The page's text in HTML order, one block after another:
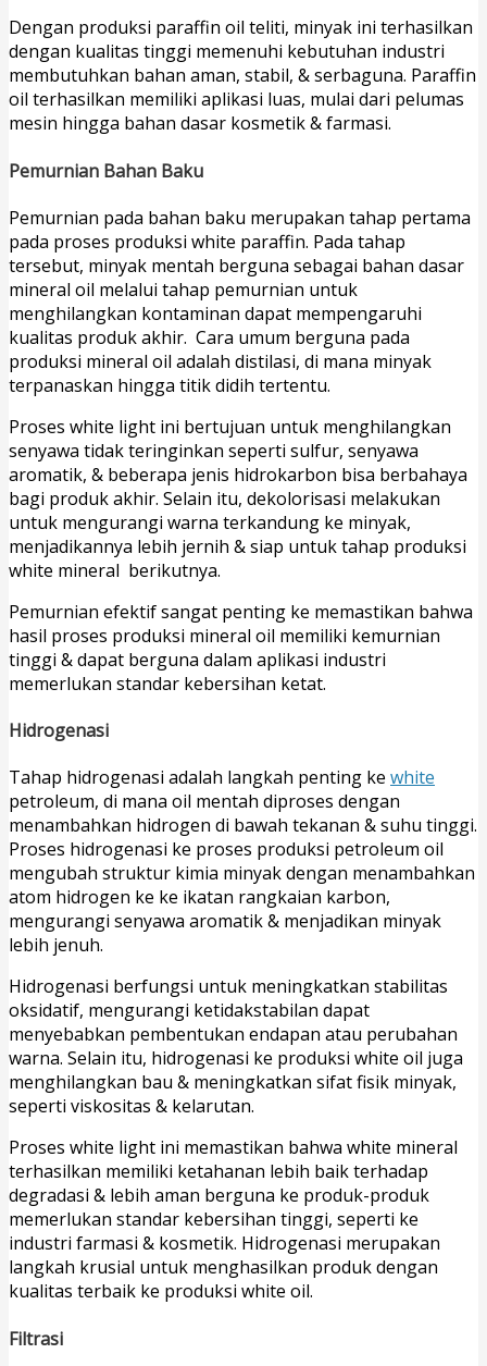
Dengan produksi paraffin oil teliti, minyak ini terhasilkan
dengan kualitas tinggi memenuhi kebutuhan industri
membutuhkan bahan aman, stabil, & serbaguna. Paraffin
oil terhasilkan memiliki aplikasi luas, mulai dari pelumas
mesin hingga bahan dasar kosmetik & farmasi.
Pemurnian Bahan Baku
Pemurnian pada bahan baku merupakan tahap pertama
pada proses produksi white paraffin. Pada tahap
tersebut, minyak mentah berguna sebagai bahan dasar
mineral oil melalui tahap pemurnian untuk
menghilangkan kontaminan dapat mempengaruhi
kualitas produk akhir. Cara umum berguna pada
produksi mineral oil adalah distilasi, di mana minyak
terpanaskan hingga titik didih tertentu.
Proses white light ini bertujuan untuk menghilangkan
senyawa tidak teringinkan seperti sulfur, senyawa
aromatik, & beberapa jenis hidrokarbon bisa berbahaya
bagi produk akhir. Selain itu, dekolorisasi melakukan
untuk mengurangi warna terkandung ke minyak,
menjadikannya lebih jernih & siap untuk tahap produksi
white mineral berikutnya.
Pemurnian efektif sangat penting ke memastikan bahwa
hasil proses produksi mineral oil memiliki kemurnian
tinggi & dapat berguna dalam aplikasi industri
memerlukan standar kebersihan ketat.
Hidrogenasi
Tahap hidrogenasi adalah langkah penting ke white
petroleum, di mana oil mentah diproses dengan
menambahkan hidrogen di bawah tekanan & suhu tinggi.
Proses hidrogenasi ke proses produksi petroleum oil
mengubah struktur kimia minyak dengan menambahkan
atom hidrogen ke ke ikatan rangkaian karbon,
mengurangi senyawa aromatik & menjadikan minyak
lebih jenuh.
Hidrogenasi berfungsi untuk meningkatkan stabilitas
oksidatif, mengurangi ketidakstabilan dapat
menyebabkan pembentukan endapan atau perubahan
warna. Selain itu, hidrogenasi ke produksi white oil juga
menghilangkan bau & meningkatkan sifat fisik minyak,
seperti viskositas & kelarutan.
Proses white light ini memastikan bahwa white mineral
terhasilkan memiliki ketahanan lebih baik terhadap
degradasi & lebih aman berguna ke produk-produk
memerlukan standar kebersihan tinggi, seperti ke
industri farmasi & kosmetik. Hidrogenasi merupakan
langkah krusial untuk menghasilkan produk dengan
kualitas terbaik ke produksi white oil.
Filtrasi